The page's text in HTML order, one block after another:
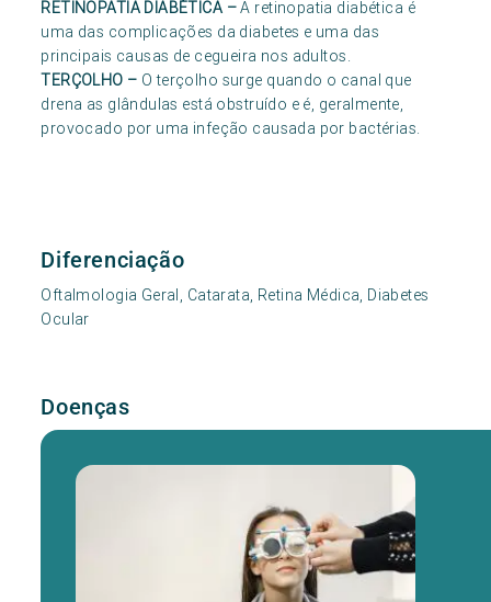
RETINOPATIA DIABÉTICA –A retinopatia diabética é
uma das complicações da diabetes e uma das
principais causas de cegueira nos adultos.
TERÇOLHO – O terçolho surge quando o canal que
drena as glândulas está obstruído e é, geralmente,
provocado por uma infeção causada por bactérias.
Diferenciação
Oftalmologia Geral, Catarata, Retina Médica, Diabetes
Ocular
Doenças